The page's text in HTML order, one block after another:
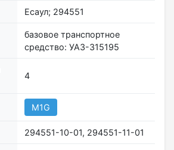
Есаул; 294551
базовое транспортное
средство: УАЗ-315195
4
M1G
294551-10-01, 294551-11-01